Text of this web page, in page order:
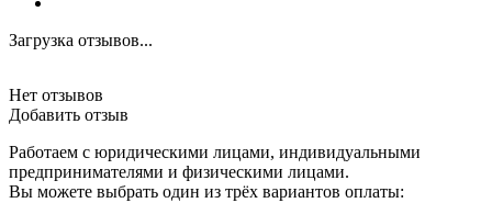
Загрузка отзывов...
Нет отзывов
Добавить отзыв
Работаем с юридическими лицами, индивидуальными
предпринимателями и физическими лицами.
Вы можете выбрать один из трёх вариантов оплаты: